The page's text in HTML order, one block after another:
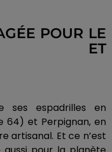
POUR LE
ET
ses espadrilles en
64) et Perpignan, en
artisanal. Et ce n’est